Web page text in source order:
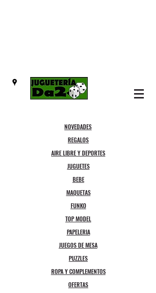
NOVEDADES
REGALOS
AIRE LIBRE Y DEPORTES
JUGUETES
BEBE
MAQUETAS
FUNKO
TOP MODEL
PAPELERIA
JUEGOS DE MESA
PUZZLES
ROPA Y COMPLEMENTOS
OFERTAS